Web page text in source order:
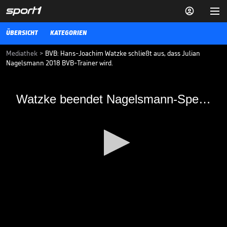


ÜBERSICHT KATEGORIEN
Mediathek > BVB: Hans-Joachim Watzke schließt aus, dass Julian
Nagelsmann 2018 BVB-Trainer wird.
Watzke beendet Nagelsmann-Spekulationen
Watzke beendet Nagelsmann-